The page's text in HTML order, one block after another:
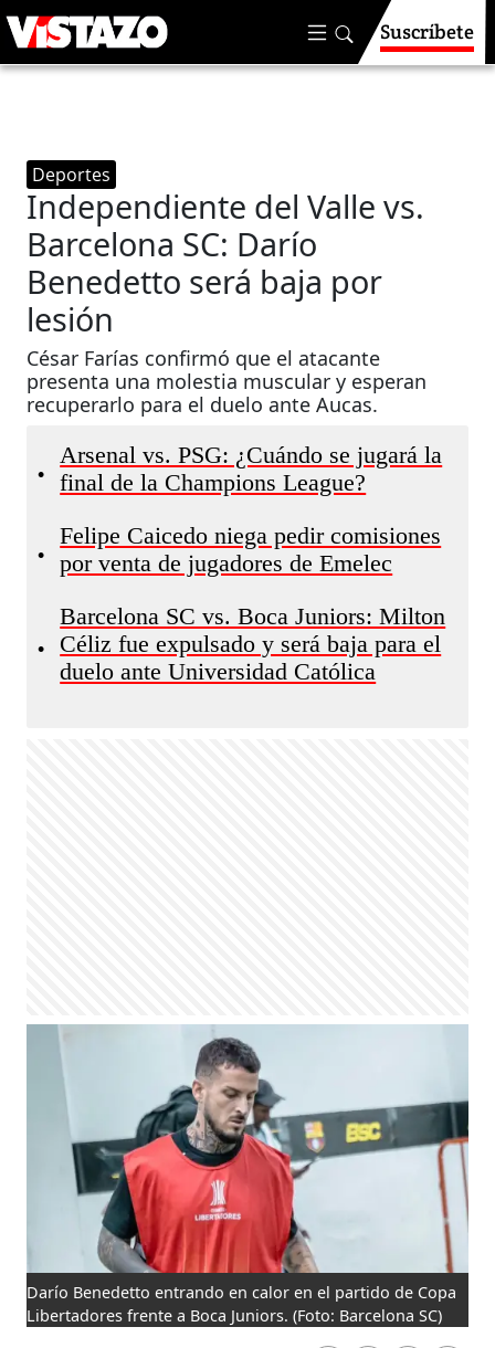
Suscríbete
Deportes
Independiente del Valle vs.
Barcelona SC: Darío
Benedetto será baja por
lesión
César Farías confirmó que el atacante
presenta una molestia muscular y esperan
recuperarlo para el duelo ante Aucas.
•
Arsenal vs. PSG: ¿Cuándo se jugará la
final de la Champions League?
•
Felipe Caicedo niega pedir comisiones
por venta de jugadores de Emelec
•
Barcelona SC vs. Boca Juniors: Milton
Céliz fue expulsado y será baja para el
duelo ante Universidad Católica
Darío Benedetto entrando en calor en el partido de Copa
Libertadores frente a Boca Juniors. (Foto: Barcelona SC)